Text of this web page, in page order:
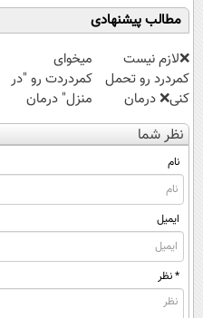
مطالب پیشنهادی
❌لازم نیست
کمردرد رو تحمل
کنی❌ درمان
بدون جراحی و
قرص
(پرسشنامه)
میخوای
کمردردت رو "در
منزل" درمان
کنی؟ (◂فیلم +
◂پرسش‌نامه)
نظر شما
نام
ایمیل
* نظر